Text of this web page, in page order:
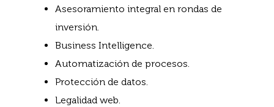
Asesoramiento integral en rondas de
inversión.
Business Intelligence.
Automatización de procesos.
Protección de datos.
Legalidad web.